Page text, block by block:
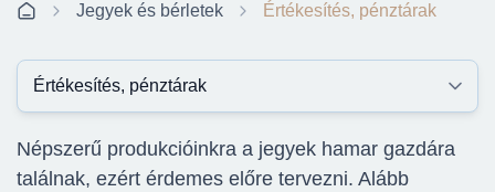
Jegyek és bérletek Értékesítés, pénztárak
Népszerű produkcióinkra a jegyek hamar gazdára
találnak, ezért érdemes előre tervezni. Alább